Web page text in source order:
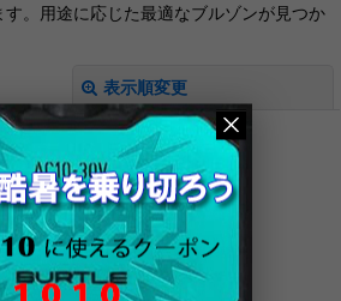
。用途に応じた最適なブルゾンが見つか
表示順変更